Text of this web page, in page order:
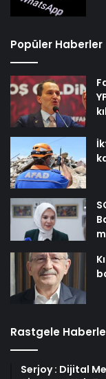
Popüler Haberler
Rastgele
Serjoy : Dijital